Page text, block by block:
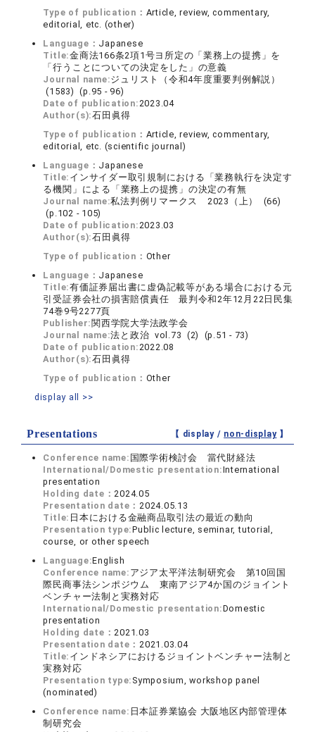
Type of publication： Article, review, commentary,
editorial, etc. (other)
Language： Japanese
Title:金商法166条2項1号ヨ所定の「業務上の提携」を
「行うことについての決定をした」の意義
Journal name:ジュリスト（令和4年度重要判例解説）
(1583) (p.95 - 96)
Date of publication:2023.04
Author(s):石田眞得
Type of publication： Article, review, commentary,
editorial, etc. (scientific journal)
Language： Japanese
Title: インサイダー取引規制における「業務執行を決定す
る機関」による「業務上の提携」の決定の有無
Journal name:私法判例リマークス 2023（上） (66)
(p.102 - 105)
Date of publication:2023.03
Author(s):石田眞得
Type of publication： Other
Language： Japanese
Title:有価証券届出書に虚偽記載等がある場合における元
引受証券会社の損害賠償責任 最判令和2年12月22日民集
74巻9号2277頁
Publisher: 関西学院大学法政学会
Journal name:法と政治 vol.73 (2) (p.51 - 73)
Date of publication:2022.08
Author(s):石田眞得
Type of publication： Other
display all >>
Presentations 【 display / non-display】
Conference name: 国際学術検討会 當代財経法
International/Domestic presentation:International
presentation
Holding date：2024.05
Presentation date：2024.05.13
Title: 日本における金融商品取引法の最近の動向
Presentation type:Public lecture, seminar, tutorial,
course, or other speech
Language:English
Conference name: アジア太平洋法制研究会 第10回国
際民商事法シンポジウム 東南アジア4か国のジョイント
ベンチャー法制と実務対応
International/Domestic presentation:Domestic
presentation
Holding date：2021.03
Presentation date：2021.03.04
Title: インドネシアにおけるジョイントベンチャー法制と
実務対応
Presentation type: Symposium, workshop panel
(nominated)
Conference name: 日本証券業協会 大阪地区内部管理体
制研究会